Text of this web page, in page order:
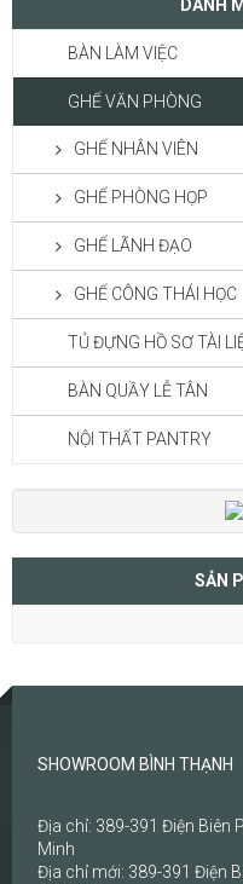
DANH
BÀN LÀM VIỆC
GHẾ VĂN PHÒNG
GHẾ NHÂN VIÊN
GHẾ PHÒNG HỌP
GHẾ LÃNH ĐẠO
GHẾ CÔNG THÁI HỌC
TỦ ĐỰNG HỒ SƠ TÀI
BÀN QUẦY LỄ TÂN
NỘI THẤT PANTRY
SẢN
SHOWROOM BÌNH THẠNH
Địa chỉ: 389-391 Điện Biên
Minh
Địa chỉ mới: 389-391 Điện